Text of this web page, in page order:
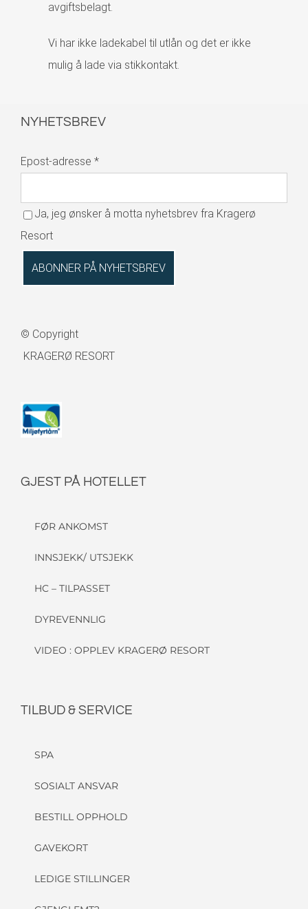
avgiftsbelagt.
Vi har ikke ladekabel til utlån og det er ikke
mulig å lade via stikkontakt.
NYHETSBREV
Epost-adresse *
Ja, jeg ønsker å motta nyhetsbrev fra Kragerø
Resort
© Copyright
KRAGERØ RESORT
GJEST PÅ HOTELLET
FØR ANKOMST
INNSJEKK/ UTSJEKK
HC – TILPASSET
DYREVENNLIG
VIDEO : OPPLEV KRAGERØ RESORT
TILBUD & SERVICE
SPA
SOSIALT ANSVAR
BESTILL OPPHOLD
GAVEKORT
LEDIGE STILLINGER